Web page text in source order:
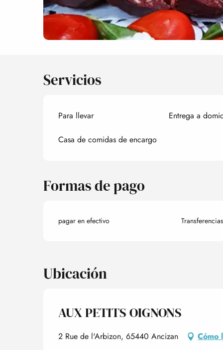
Servicios
Para llevar Entrega a
Casa de comidas de encargo
Formas de pago
pagar en efectivo Transferencias
Ubicación
AUX PETITS OIGNONS
2 Rue de l'Arbizon, 65440 Ancizan Cómo